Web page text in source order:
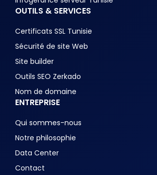
OUTILS & SERVICES
Certificats SSL Tunisie
Sécurité de site Web
Site builder
Outils SEO Zerkado
Nom de domaine
ENTREPRISE
Qui sommes-nous
Notre philosophie
Data Center
Contact